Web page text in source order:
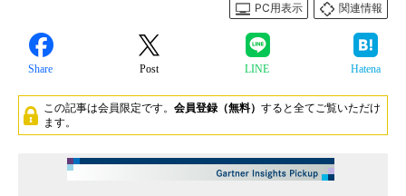
PC用表示
関連情報
Share Post LINE Hatena
この記事は会員限定です。 会員登録（無料） すると全てご覧いただけ
ます。